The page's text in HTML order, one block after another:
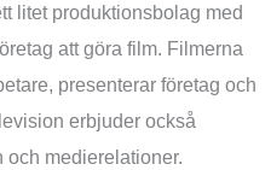
litet produktionsbolag med
att göra film. Filmerna
presenterar företag och
erbjuder också
medierelationer.